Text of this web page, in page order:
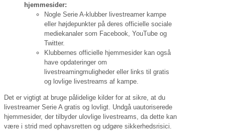
hjemmesider:
Nogle Serie A-klubber livestreamer kampe
eller højdepunkter på deres officielle sociale
mediekanaler som Facebook, YouTube og
Twitter.
Klubbernes officielle hjemmesider kan også
have opdateringer om
livestreamingmuligheder eller links til gratis
og lovlige livestreams af kampe.
Det er vigtigt at bruge pålidelige kilder for at sikre, at du
livestreamer Serie A gratis og lovligt. Undgå uautoriserede
hjemmesider, der tilbyder ulovlige livestreams, da dette kan
være i strid med ophavsretten og udgøre sikkerhedsrisici.